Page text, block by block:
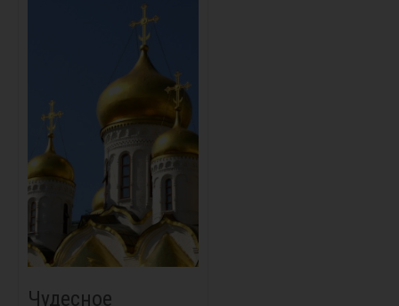
Чудесное